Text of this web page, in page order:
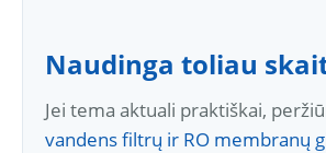
Naudinga toliau
Jei tema aktuali praktiškai,
vandens filtrų ir RO membranų